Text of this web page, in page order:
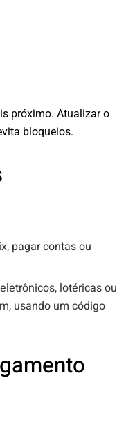
próximo. Atualizar o
bloqueios.
pagar contas ou
lotéricas ou
usando um código